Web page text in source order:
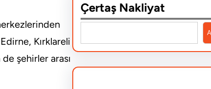
Kırklareli
şehirler arası
Çertaş Nakliyat
e
a